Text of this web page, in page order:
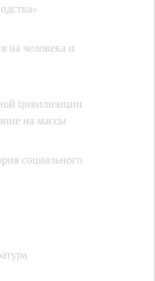
на человека и
цивилизации
на массы
социального